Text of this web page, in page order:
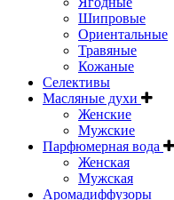
Шипровые
Ориентальные
Травяные
Кожаные
Селективы
Масляные духи
Женские
Мужские
Парфюмерная вода
Женская
Мужская
Аромадиффузоры